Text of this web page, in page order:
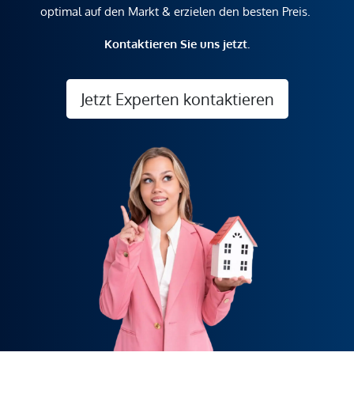
optimal auf den Markt & erzielen den besten Preis.
Kontaktieren Sie uns jetzt.
Jetzt Experten kontaktieren